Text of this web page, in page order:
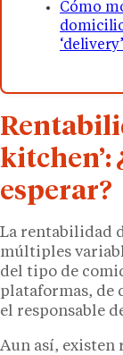
Cómo
‘delivery’
kitchen’:
esperar?
La rentabilidad
múltiples
del tipo de
plataformas, de
el responsable
Aun así, existen